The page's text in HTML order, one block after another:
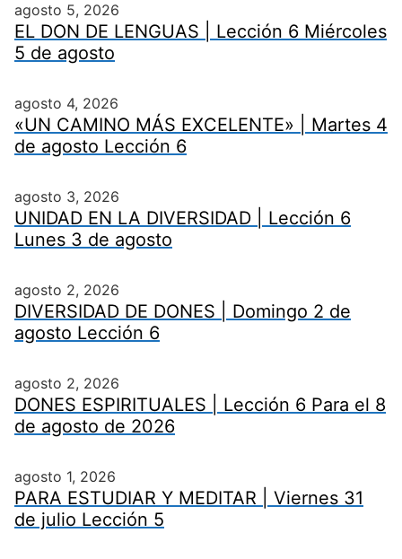
agosto 5, 2026
EL DON DE LENGUAS | Lección 6 Miércoles
5 de agosto
agosto 4, 2026
«UN CAMINO MÁS EXCELENTE» | Martes 4
de agosto Lección 6
agosto 3, 2026
UNIDAD EN LA DIVERSIDAD | Lección 6
Lunes 3 de agosto
agosto 2, 2026
DIVERSIDAD DE DONES | Domingo 2 de
agosto Lección 6
agosto 2, 2026
DONES ESPIRITUALES | Lección 6 Para el 8
de agosto de 2026
agosto 1, 2026
PARA ESTUDIAR Y MEDITAR | Viernes 31
de julio Lección 5